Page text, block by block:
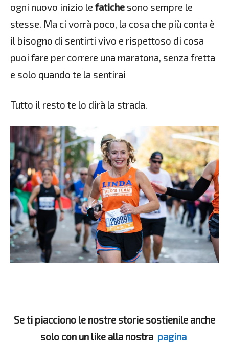
ogni nuovo inizio le fatiche sono sempre le
stesse. Ma ci vorrà poco, la cosa che più conta è
il bisogno di sentirti vivo e rispettoso di cosa
puoi fare per correre una maratona, senza fretta
e solo quando te la sentirai
Tutto il resto te lo dirà la strada.
Se ti piacciono le nostre storie sostienile anche
solo con un like alla nostra pagina